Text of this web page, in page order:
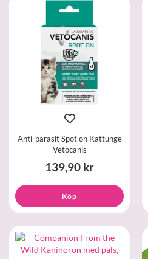
Anti-parasit Spot on Kattunge
Vetocanis
139,90 kr
Köp